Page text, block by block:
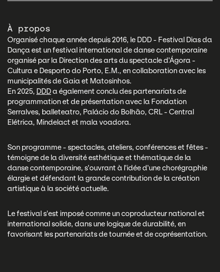
À propos
Organisé chaque année depuis 2016, le DDD - Festival Dias da
Dança est un festival international de danse contemporaine
organisé par la Direction des arts du spectacle d'Ágora -
Cultura e Desporto do Porto, E.M., en collaboration avec les
municipalités de Gaia et Matosinhos.
En 2025, DDDa également conclu des partenariats de
programmation et de présentation avec la Fondation
Serralves, balleteatro, Palácio do Bolhão, CRL - Central
Elétrica, Mindelact et mala voadora.
Son programme - spectacles, ateliers, conférences et fêtes -
témoigne de la diversité esthétique et thématique de la
danse contemporaine, s'ouvrant à l'idée d'une chorégraphie
élargie et défendant la grande contribution de la création
artistique à la société actuelle.
Le festival s'est imposé comme un coproducteur national et
international solide, dans une logique de durabilité, en
favorisant les partenariats de tournée et de coprésentation.